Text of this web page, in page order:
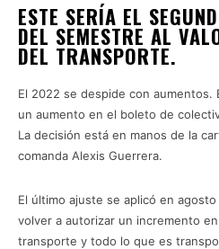
ESTE SERÍA EL
DEL SEMESTRE AL
DEL TRANSPORTE.
El 2022 se despide con aumentos.
un aumento en el boleto de
La decisión está en manos de la
comanda Alexis Guerrera.
El último ajuste se aplicó en
volver a autorizar un incremento
transporte y todo lo que es